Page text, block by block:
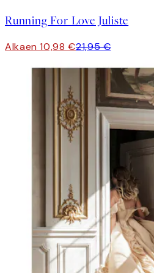
Running For Love Juliste
Alkaen 10,98 €21,95 €